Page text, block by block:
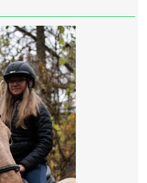
NENÍ
ZA DOTACI V ROCE 2023
STÁJI. PRO BLIŽŠÍ INFO
UNIÍ SPORTU